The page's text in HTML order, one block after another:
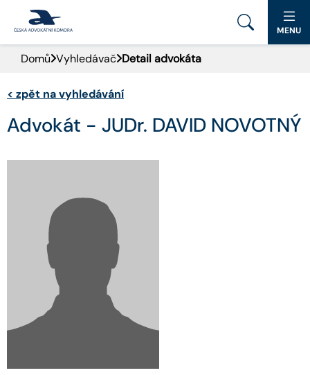
PORTÁL ČAK
DOMŮ
AKTUALITY
PRO VEŘEJNOST
ADVOKÁTNÍ DENÍK
KONTAKT
MENU
Domů Vyhledávač Detail advokáta
< zpět na vyhledávání
Advokát - JUDr. DAVID NOVOTNÝ